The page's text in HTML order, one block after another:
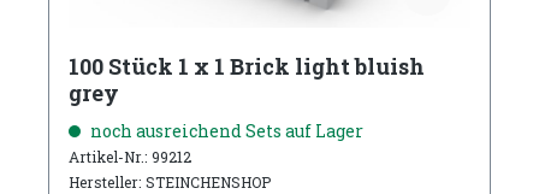
100 Stück 1 x 1 Brick light bluish
grey
noch ausreichend Sets auf Lager
Artikel-Nr.: 99212
Hersteller: STEINCHENSHOP